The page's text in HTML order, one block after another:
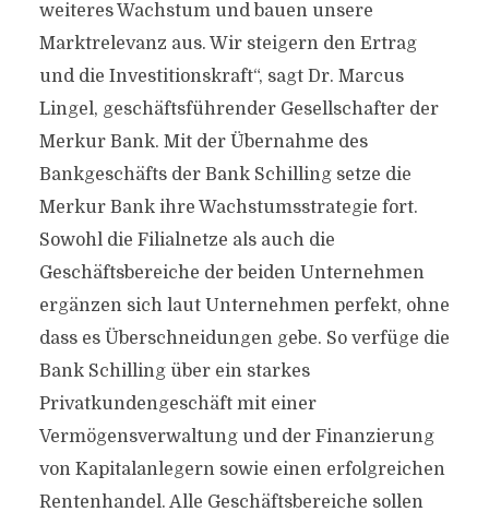
weiteres Wachstum und bauen unsere
Marktrelevanz aus. Wir steigern den Ertrag
und die Investitionskraft“, sagt Dr. Marcus
Lingel, geschäftsführender Gesellschafter der
Merkur Bank. Mit der Übernahme des
Bankgeschäfts der Bank Schilling setze die
Merkur Bank ihre Wachstumsstrategie fort.
Sowohl die Filialnetze als auch die
Geschäftsbereiche der beiden Unternehmen
ergänzen sich laut Unternehmen perfekt, ohne
dass es Überschneidungen gebe. So verfüge die
Bank Schilling über ein starkes
Privatkundengeschäft mit einer
Vermögensverwaltung und der Finanzierung
von Kapitalanlegern sowie einen erfolgreichen
Rentenhandel. Alle Geschäftsbereiche sollen